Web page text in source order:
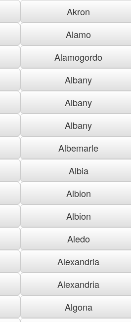
Akron
Alamo
Alamogordo
Albany
Albany
Albany
Albemarle
Albia
Albion
Albion
Aledo
Alexandria
Alexandria
Algona